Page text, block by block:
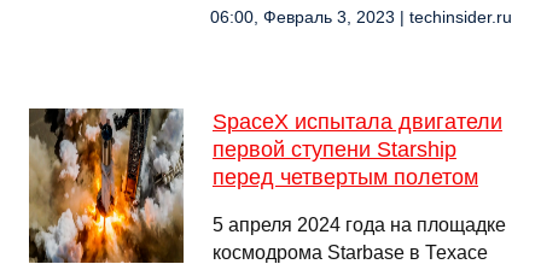
06:00, Февраль 3, 2023 | techinsider.ru
SpaceX испытала двигатели
первой ступени Starship
перед четвертым полетом
5 апреля 2024 года на площадке
космодрома Starbase в Техасе